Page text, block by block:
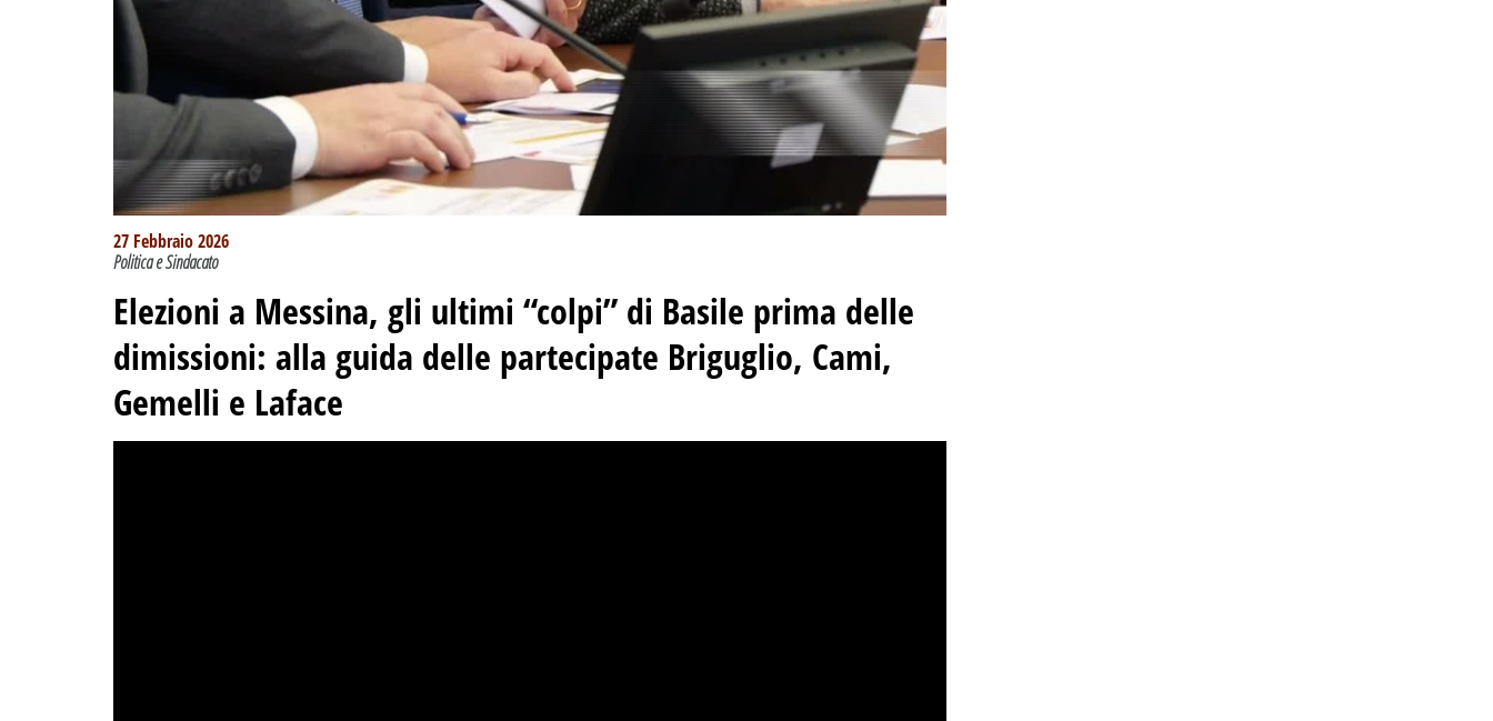
27 Febbraio 2026
Politica e Sindacato
Elezioni a Messina, gli ultimi “colpi” di Basile prima delle
dimissioni: alla guida delle partecipate Briguglio, Cami,
Gemelli e Laface